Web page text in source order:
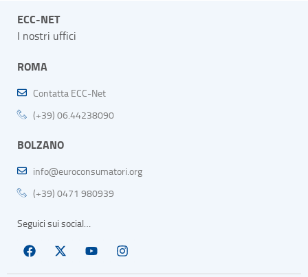
ECC-NET
I nostri uffici
ROMA
Contatta ECC-Net
(+39) 06.44238090
BOLZANO
info@euroconsumatori.org
(+39) 0471 980939
Seguici sui social…